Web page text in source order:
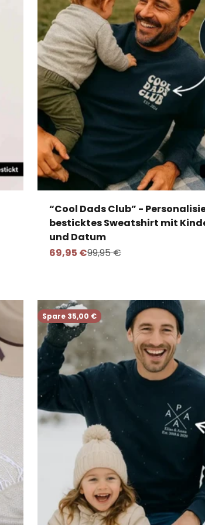
“Cool Dads Club” -
besticktes Sweatshirt mit
und Datum
Angebot
69,95 €Regulärer Preis
99,95 €
Spare 35,00 €